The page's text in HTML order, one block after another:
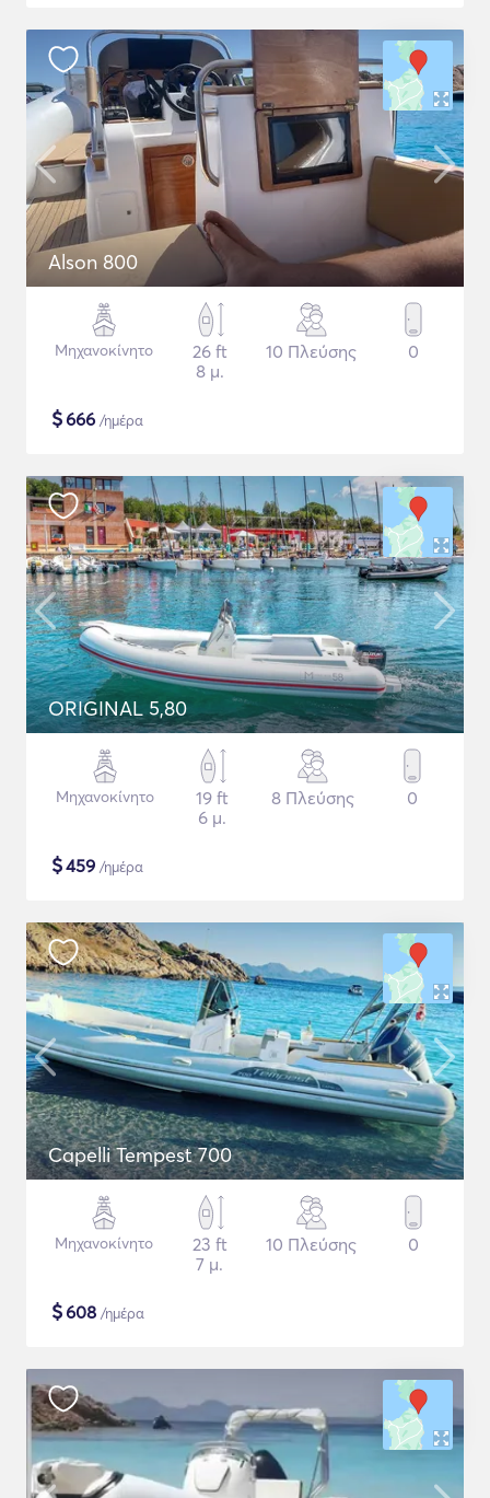
Alson 800
Μηχανοκίνητο
26 ft
8 μ.
10 Πλεύσης 0
$666 /ημέρα
ORIGINAL 5,80
Μηχανοκίνητο
19 ft
6 μ.
8 Πλεύσης 0
$459 /ημέρα
Capelli Tempest 700
Μηχανοκίνητο
23 ft
7 μ.
10 Πλεύσης 0
$608 /ημέρα